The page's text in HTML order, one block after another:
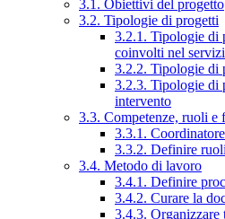
3.1. Obiettivi del progetto
3.2. Tipologie di progetti
3.2.1. Tipologie di
coinvolti nel
3.2.2. Tipologie di
3.2.3. Tipologie di
intervento
3.3. Competenze, ruoli e
3.3.1.
3.3.2. Definire
3.4. Metodo di lavoro
3.4.1. Definire
3.4.2. Curare la
3.4.3.